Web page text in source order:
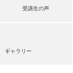
受講生の声
ギャラリー